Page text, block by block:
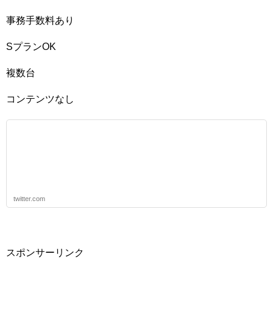
事務手数料あり
SプランOK
複数台
コンテンツなし
twitter.com
スポンサーリンク